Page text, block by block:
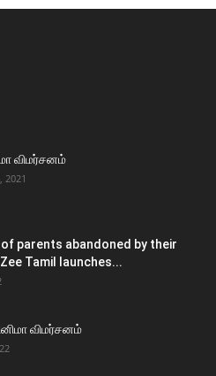
விமர்சனம்
2021
parents abandoned by their
Tamil launches...
விமர்சனம்